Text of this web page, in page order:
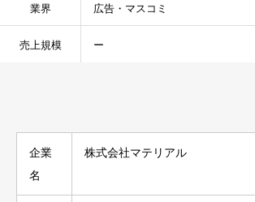
業界 広告・マスコミ
売上規模 ー
企業
名
株式会社マテリアル